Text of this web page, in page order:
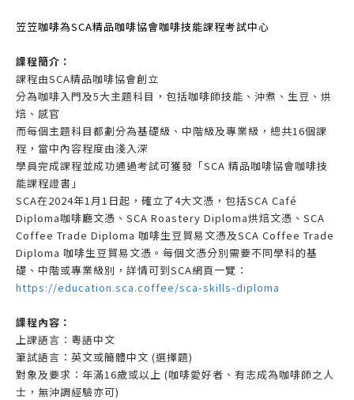
笠笠咖啡為SCA精品咖啡協會咖啡技能課程考試中心
課程簡介 ：
課程由SCA精品咖啡協會創立
分為咖啡入門及5大主題科目，包括咖啡師技能、沖煮、生豆、烘
焙、感官
而每個主題科目都劃分為基礎級、中階級及專業級，總共16個課
程，當中內容程度由淺入深
學員完成課程並成功通過考試可獲發「SCA 精品咖啡協會咖啡技
能課程證書 」
SCA在2024年1月1日起，確立了4大文憑，包括SCA Café
Diploma咖啡廳文憑、SCA Roastery Diploma烘焙文憑、SCA
Coffee Trade Diploma 咖啡生豆貿易文憑及SCA Coffee Trade
Diploma 咖啡生豆貿易文憑。每個文憑分別需要不同學科的基
礎、中階或專業級別，詳情可到SCA網頁一覽：
https://education.sca.coffee/sca-skills-diploma
課程內容：
上課語言：粵語中文
筆試語言：英文或簡體中文 (選擇題)
對象及要求 ： 年滿16歲或以上 (咖啡愛好者、有志成為咖啡師之人
士，無沖調經驗亦可)